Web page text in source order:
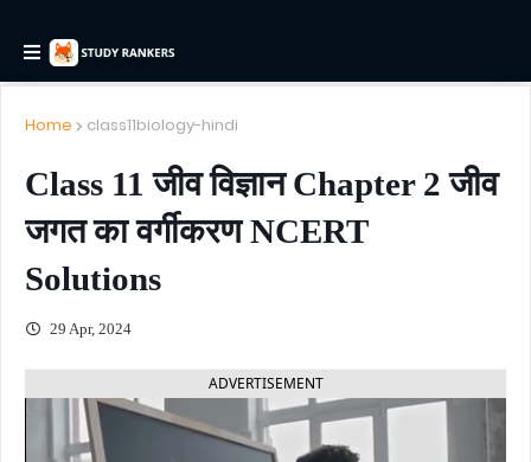
Home class11biology-hindi
Class 11 जीव विज्ञान Chapter 2 जीव
जगत का वर्गीकरण NCERT
Solutions
29 Apr, 2024
ADVERTISEMENT